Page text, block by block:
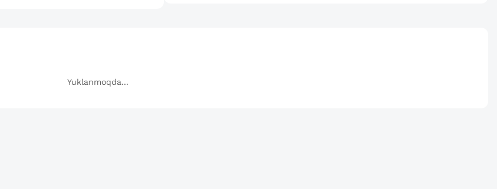
Yuklanmoqda...